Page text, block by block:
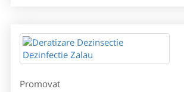
Promovat